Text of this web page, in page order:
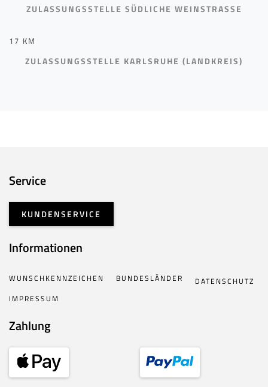
ZULASSUNGSSTELLE SÜDLICHE WEINSTRASSE
17 KM
ZULASSUNGSSTELLE KARLSRUHE (LANDKREIS)
Service
KUNDENSERVICE
Informationen
WUNSCHKENNZEICHEN BUNDESLÄNDER
DATENSCHUTZ
IMPRESSUM
Zahlung